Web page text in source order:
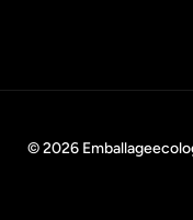
© 2026